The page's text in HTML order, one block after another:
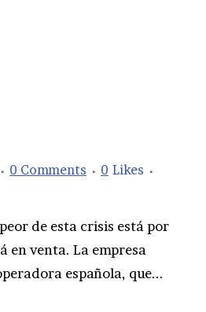
0 Comments 0 Likes
de esta crisis está por
en venta. La empresa
española, que...